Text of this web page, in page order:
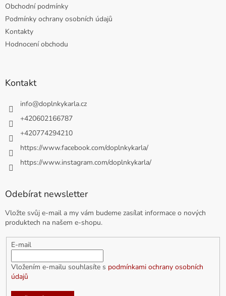
Obchodní podmínky
Podmínky ochrany osobních údajů
Kontakty
Hodnocení obchodu
Kontakt
info@doplnkykarla.cz
+420602166787
+420774294210
https://www.facebook.com/doplnkykarla/
https://www.instagram.com/doplnkykarla/
Odebírat newsletter
Vložte svůj e-mail a my vám budeme zasílat informace o nových
produktech na našem e-shopu.
E-mail
Vložením e-mailu souhlasíte s podmínkami ochrany osobních
údajů